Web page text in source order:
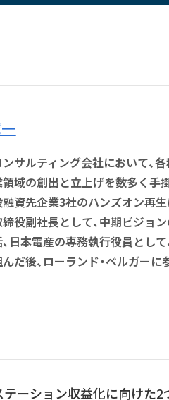
サルティング会社において、
域の創出と立上げを数多く手
資先企業3社のハンズオン再
役副社長として、中期ビジョ
日本電産の専務執行役員とし
だ後、ローランド・ベルガーに
テーション収益化に向けた